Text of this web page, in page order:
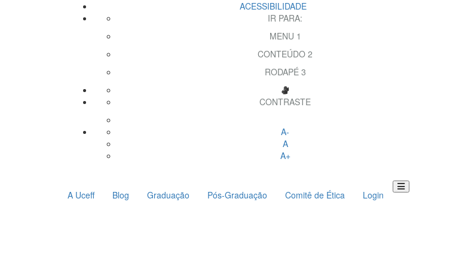
ACESSIBILIDADE
IR PARA:
MENU 1
CONTEÚDO 2
RODAPÉ 3
CONTRASTE
A-
A
A+
A Uceff
Blog Graduação Pós-Graduação Comitê de Ética Login
Toggle